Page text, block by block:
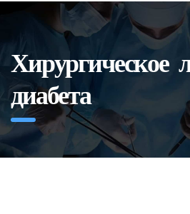
Хирургическое
диабета